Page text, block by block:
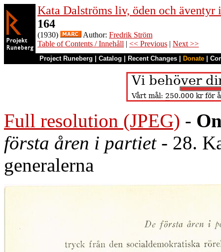
Kata Dalströms liv, öden och
164
(1930) Author: Fredrik Ström
Table of Contents / Innehåll | << Previous | Next >>
Project Runeberg Catalog Recent Changes Donate
Full resolution (JPEG) -
första åren i partiet- 28.
generalerna